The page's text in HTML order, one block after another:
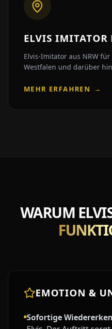
ELVIS IMITATOR
Elvis-Imitator aus NRW
Westfalen und darüber
MEHR ERFAHREN →
WARUM
EMOTION &
Sofortige